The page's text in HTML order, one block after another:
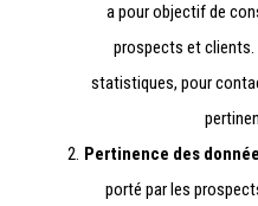
a pour objectif de
prospects et
statistiques, pour
Pertinence des
porté par les